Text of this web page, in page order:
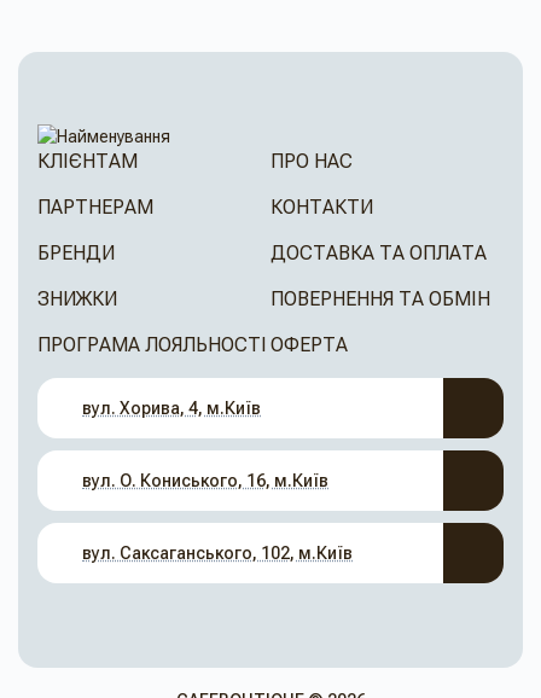
КЛІЄНТАМ
ПАРТНЕРАМ
БРЕНДИ
ЗНИЖКИ
ПРОГРАМА ЛОЯЛЬНОСТІ
ПРО НАС
КОНТАКТИ
ДОСТАВКА ТА ОПЛАТА
ПОВЕРНЕННЯ ТА ОБМІН
ОФЕРТА
вул. Хорива, 4, м.Київ
вул. О. Кониського, 16, м.Київ
вул. Саксаганського, 102, м.Київ